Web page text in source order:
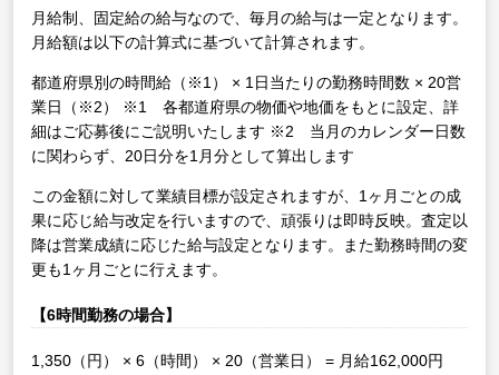
月給制、固定給の給与なので、毎月の給与は一定となります。
月給額は以下の計算式に基づいて計算されます。
都道府県別の時間給（※1） × 1日当たりの勤務時間数 × 20営
業日（※2）
※1 各都道府県の物価や地価をもとに設定、詳
細はご応募後にご説明いたします ※2 当月のカレンダー日数
に関わらず、20日分を1月分として算出します
この金額に対して業績目標が設定されますが、1ヶ月ごとの成
果に応じ給与改定を行いますので、頑張りは即時反映。査定以
降は営業成績に応じた給与設定となります。また勤務時間の変
更も1ヶ月ごとに行えます。
【6時間勤務の場合】
1,350（円） × 6（時間） × 20（営業日） = 月給162,000円